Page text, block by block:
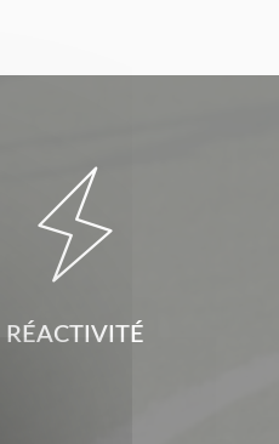

RÉACTIVITÉ